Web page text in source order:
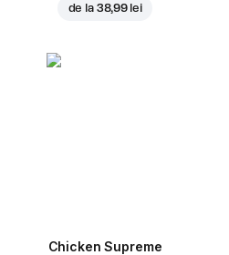
de la 38,99 lei
Chicken Supreme